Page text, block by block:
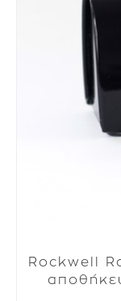
Rockwell